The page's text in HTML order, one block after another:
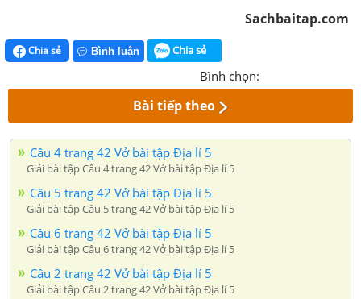
Sachbaitap.com
Chia sẻ Bình luận Chia sẻ
Bình chọn:
Bài tiếp theo
Câu 4 trang 42 Vở bài tập Địa lí 5
Giải bài tập Câu 4 trang 42 Vở bài tập Địa lí 5
Câu 5 trang 42 Vở bài tập Địa lí 5
Giải bài tập Câu 5 trang 42 Vở bài tập Địa lí 5
Câu 6 trang 42 Vở bài tập Địa lí 5
Giải bài tập Câu 6 trang 42 Vở bài tập Địa lí 5
Câu 2 trang 42 Vở bài tập Địa lí 5
Giải bài tập Câu 2 trang 42 Vở bài tập Địa lí 5